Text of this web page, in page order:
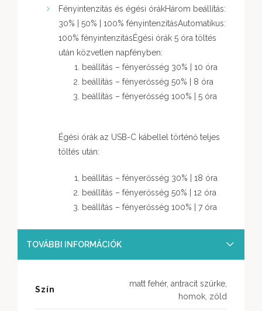
Fényintenzitás és égési órákHárom beállítás:
30% | 50% | 100% fényintenzitásAutomatikus:
100% fényintenzitásÉgési órák 5 óra töltés
után közvetlen napfényben:
beállítás – fényerősség 30% | 10 óra
beállítás – fényerősség 50% | 8 óra
beállítás – fényerősség 100% | 5 óra
Égési órák az USB-C kábellel történő teljes
töltés után:
beállítás – fényerősség 30% | 18 óra
beállítás – fényerősség 50% | 12 óra
beállítás – fényerősség 100% | 7 óra
TOVÁBBI INFORMÁCIÓK
Szín
matt fehér, antracit szürke,
homok, zöld